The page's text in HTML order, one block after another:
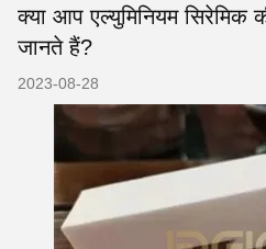
क्या आप एल्युमिनियम
जानते हैं?
2023-08-28